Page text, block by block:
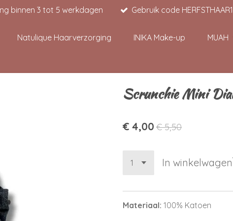
binnen 3 tot 5 werkdagen Gebruik code
Natulique Haarverzorging INIKA Make-up MUAH
Scrunchie Mini
€ 4,00 € 5,50
In winkelwagen
Materiaal: 100% Katoen